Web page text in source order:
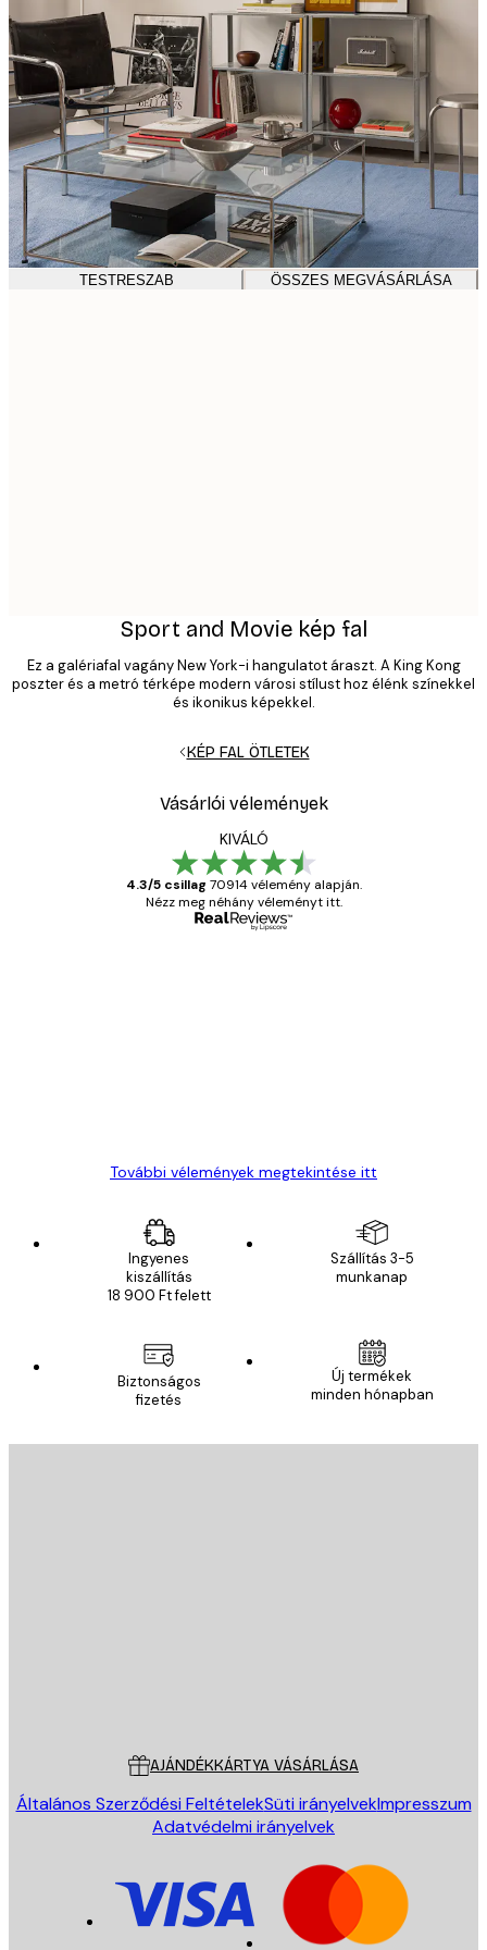
TESTRESZAB ÖSSZES MEGVÁSÁRLÁSA
Sport and Movie kép fal
Ez a galériafal vagány New York-i hangulatot áraszt. A King Kong
poszter és a metró térképe modern városi stílust hoz élénk színekkel
és ikonikus képekkel.
KÉP FAL ÖTLETEK
Vásárlói vélemények
KIVÁLÓ
4.3/5 csillag 70914 vélemény alapján.
Nézz meg néhány véleményt itt.
További vélemények megtekintése itt
FELIRATKOZÁS
Ingyenes
kiszállítás
18 900 Ft felett
Szállítás 3-5
munkanap
Biztonságos
fizetés
Új termékek
minden hónapban
AJÁNDÉKKÁRTYA VÁSÁRLÁSA
Általános Szerződési FeltételekSüti irányelvekImpresszum
Adatvédelmi irányelvek